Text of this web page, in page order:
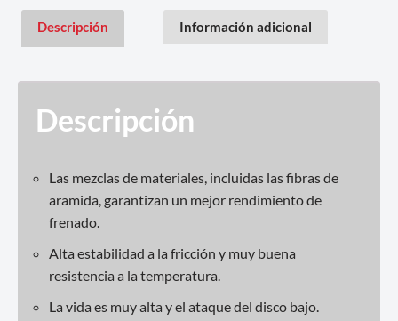
Descripción Información adicional
Descripción
Las mezclas de materiales, incluidas las fibras de
aramida, garantizan un mejor rendimiento de
frenado.
Alta estabilidad a la fricción y muy buena
resistencia a la temperatura.
La vida es muy alta y el ataque del disco bajo.